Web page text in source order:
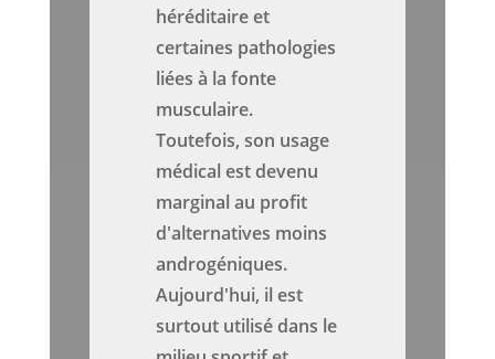
héréditaire et
certaines pathologies
liées à la fonte
musculaire.
Toutefois, son usage
médical est devenu
marginal au profit
d'alternatives moins
androgéniques.
Aujourd'hui, il est
surtout utilisé dans le